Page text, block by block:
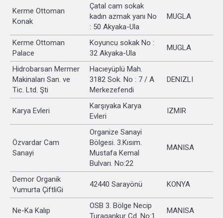
Kerme Ottoman
Konak
Çatal cam sokak
kadın azmak yanı No
: 50 Akyaka-Ula
MUGLA
Kerme Ottoman
Palace
Koyuncu sokak No :
32 Akyaka-Ula
MUGLA
Hidrobarsan Mermer
Makinaları San. ve
Tic. Ltd. Şti
Hacıeyüplü Mah.
3182 Sok. No : 7 / A
Merkezefendi
DENIZLI
Karya Evleri
Karşıyaka Karya
Evleri
IZMIR
Özvardar Cam
Sanayi
Organize Sanayi
Bölgesi. 3.Kısım.
Mustafa Kemal
Bulvarı. No:22
MANISA
Demor Organik
Yumurta ÇiftliGi
42440 Sarayönü KONYA
Ne-Ka Kalıp
OSB 3. Bölge Necip
Turagankur Cd. No:1
MANISA